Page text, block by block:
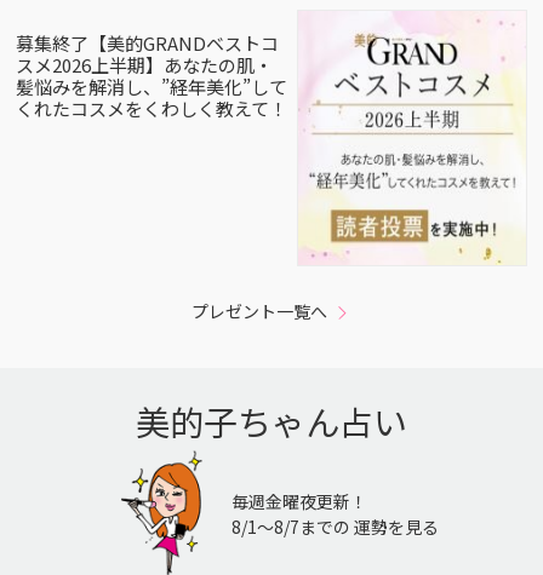
募集終了【美的GRANDベストコ
スメ2026上半期】あなたの肌・
髪悩みを解消し、”経年美化”して
くれたコスメをくわしく教えて！
プレゼント一覧へ
美的子ちゃん占い
毎週金曜夜更新！
8/1〜8/7までの 運勢を見る